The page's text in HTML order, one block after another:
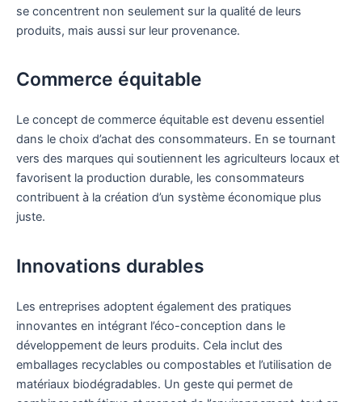
se concentrent non seulement sur la qualité de leurs
produits, mais aussi sur leur provenance.
Commerce équitable
Le concept de commerce équitable est devenu essentiel
dans le choix d’achat des consommateurs. En se tournant
vers des marques qui soutiennent les agriculteurs locaux et
favorisent la production durable, les consommateurs
contribuent à la création d’un système économique plus
juste.
Innovations durables
Les entreprises adoptent également des pratiques
innovantes en intégrant l’éco-conception dans le
développement de leurs produits. Cela inclut des
emballages recyclables ou compostables et l’utilisation de
matériaux biodégradables. Un geste qui permet de